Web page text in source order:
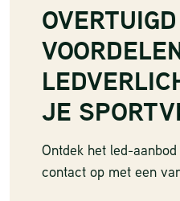
JE
Ontdek het led-
contact op met een